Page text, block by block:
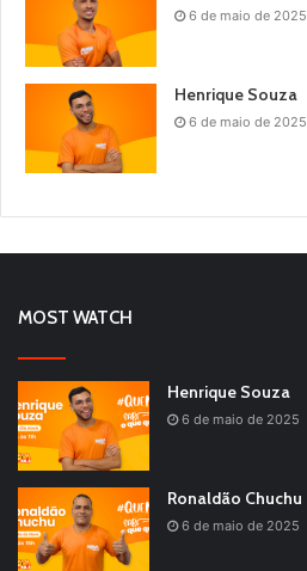
6 de maio de 2025
Henrique Souza
6 de maio de 2025
MOST WATCH
Henrique Souza
6 de maio de 2025
Ronaldão Chuchu
6 de maio de 2025